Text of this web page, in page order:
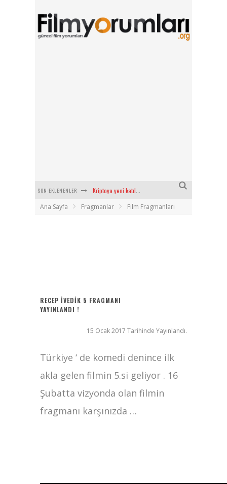
SON EKLENENLER Kriptoya yeni katılacaklara Bitget’te başlamak için 6 sebep!
Radius
Ana Sayfa Fragmanlar Film Fragmanları
RECEP İVEDİK 5 FRAGMANI
YAYINLANDI !
15 Ocak 2017 Tarihinde Yayınlandı.
Türkiye ‘ de komedi denince ilk
akla gelen filmin 5.si geliyor . 16
Şubatta vizyonda olan filmin
fragmanı karşınızda …